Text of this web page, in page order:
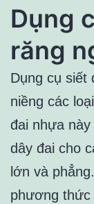
Dụng
răng
Dụng cụ siết
niềng các
đai nhựa
dây đai cho
lớn và
phương thức